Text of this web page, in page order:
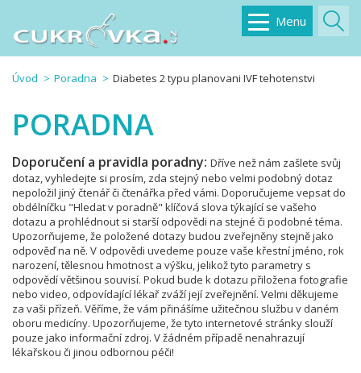
Menu
Úvod Poradna Diabetes 2 typu planovani IVF tehotenstvi
PORADNA
Doporučení a pravidla poradny: Dříve než nám zašlete svůj
dotaz, vyhledejte si prosím, zda stejný nebo velmi podobný dotaz
nepoložil jiný čtenář či čtenářka před vámi. Doporučujeme vepsat do
obdélníčku "Hledat v poradně" klíčová slova týkající se vašeho
dotazu a prohlédnout si starší odpovědi na stejné či podobné téma.
Upozorňujeme, že položené dotazy budou zveřejněny stejně jako
odpověď na ně. V odpovědi uvedeme pouze vaše křestní jméno, rok
narození, tělesnou hmotnost a výšku, jelikož tyto parametry s
odpovědí většinou souvisí. Pokud bude k dotazu přiložena fotografie
nebo video, odpovídající lékař zváží její zveřejnění. Velmi děkujeme
za vaši přízeň. Věříme, že vám přinášíme užitečnou službu v daném
oboru medicíny. Upozorňujeme, že tyto internetové stránky slouží
pouze jako informační zdroj. V žádném případě nenahrazují
lékařskou či jinou odbornou péči!